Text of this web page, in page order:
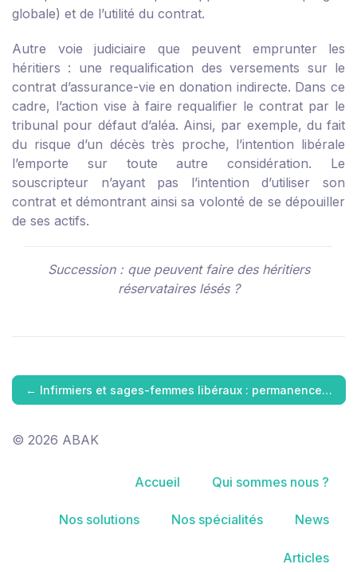
globale) et de l’utilité du contrat.
Autre voie judiciaire que peuvent emprunter les
héritiers : une requalification des versements sur le
contrat d’assurance-vie en donation indirecte. Dans ce
cadre, l’action vise à faire requalifier le contrat par le
tribunal pour défaut d’aléa. Ainsi, par exemple, du fait
du risque d’un décès très proche, l’intention libérale
l’emporte sur toute autre considération. Le
souscripteur n’ayant pas l’intention d’utiliser son
contrat et démontrant ainsi sa volonté de se dépouiller
de ses actifs.
Succession : que peuvent faire des héritiers
réservataires lésés ?
← Infirmiers et sages-femmes libéraux : permanence…
© 2026 ABAK
Accueil Qui sommes nous ?
Nos solutions Nos spécialités News
Articles